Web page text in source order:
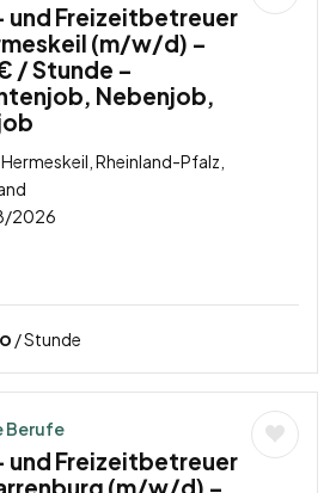
Freizeitbetreuer
(m/w/d) –
/ Stunde –
Nebenjob,
Rheinland-Pfalz,
2026
/ Stunde
Berufe
Freizeitbetreuer
(m/w/d) –